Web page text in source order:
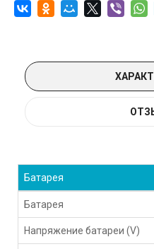
Батарея
Батарея
Напряжение батареи (V)